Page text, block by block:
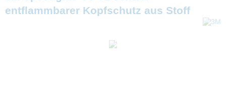
entflammbarer Kopfschutz aus Stoff